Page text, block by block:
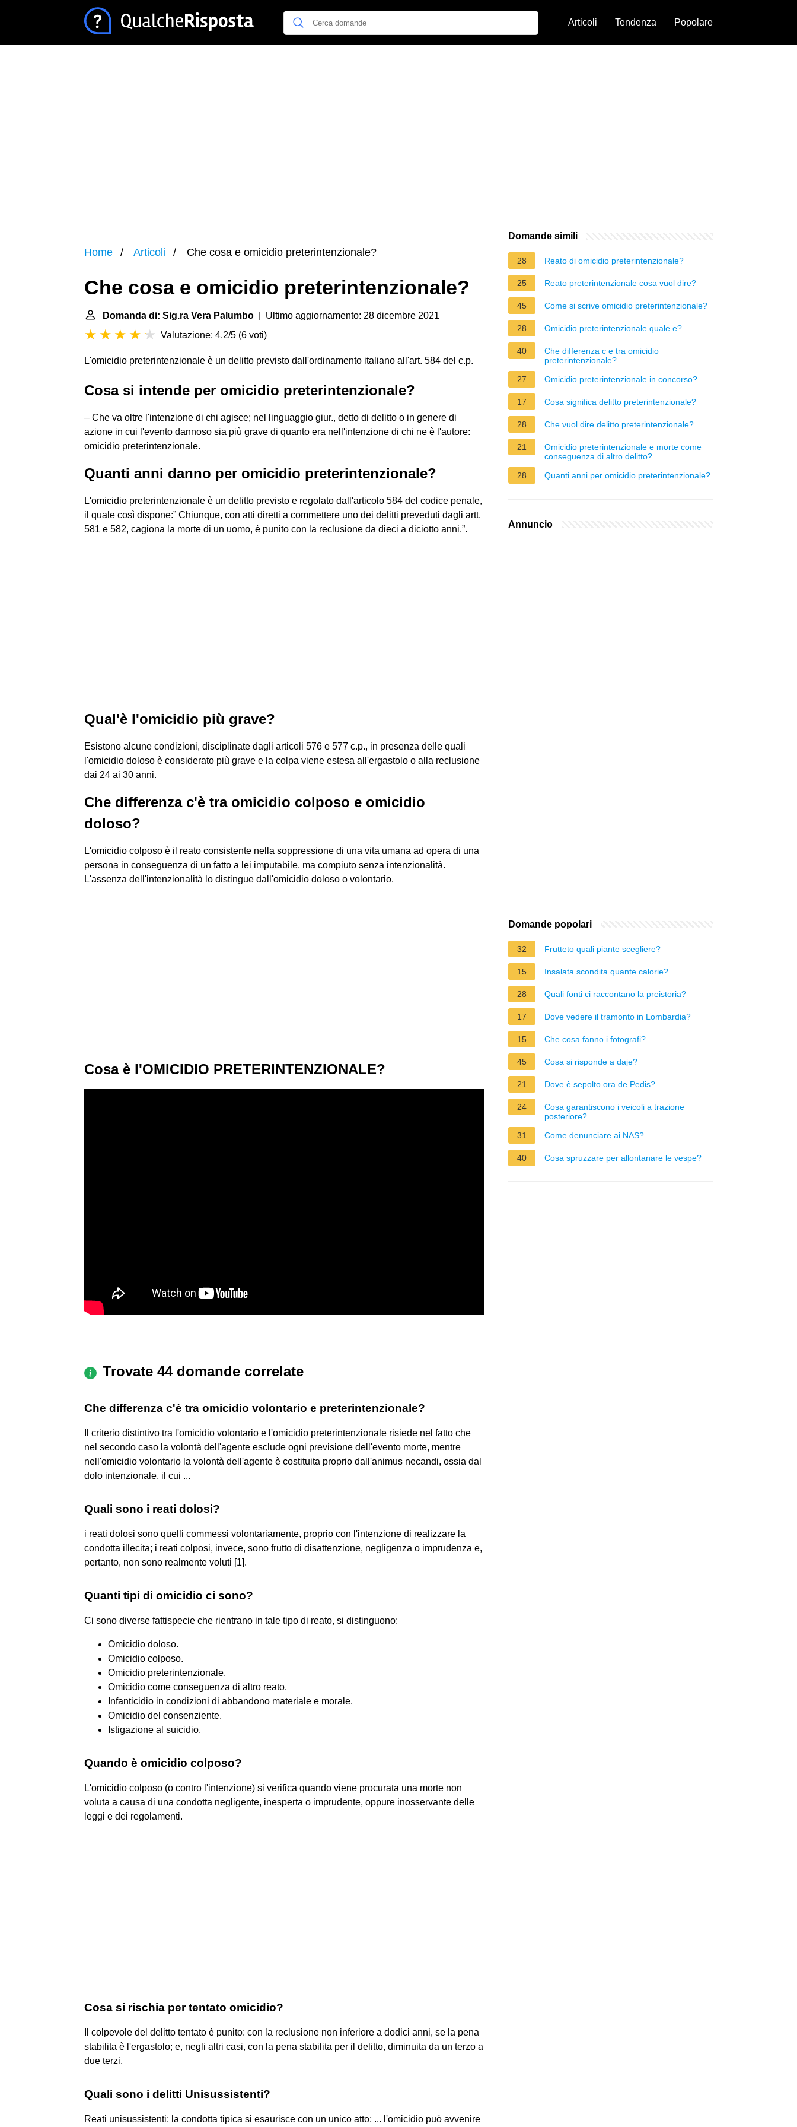
Articoli Tendenza Popolare
Home Articoli Che cosa e omicidio preterintenzionale?
Che cosa e omicidio preterintenzionale?
Domanda di: Sig.ra Vera Palumbo | Ultimo aggiornamento: 28 dicembre 2021
Valutazione: 4.2/5 (6 voti)
L'omicidio preterintenzionale è un delitto previsto dall'ordinamento italiano all'art. 584 del c.p.
Cosa si intende per omicidio preterintenzionale?
– Che va oltre l'intenzione di chi agisce; nel linguaggio giur., detto di delitto o in genere di
azione in cui l'evento dannoso sia più grave di quanto era nell'intenzione di chi ne è l'autore:
omicidio preterintenzionale.
Quanti anni danno per omicidio preterintenzionale?
L'omicidio preterintenzionale è un delitto previsto e regolato dall'articolo 584 del codice penale,
il quale così dispone:” Chiunque, con atti diretti a commettere uno dei delitti preveduti dagli artt.
581 e 582, cagiona la morte di un uomo, è punito con la reclusione da dieci a diciotto anni.”.
Qual'è l'omicidio più grave?
Esistono alcune condizioni, disciplinate dagli articoli 576 e 577 c.p., in presenza delle quali
l'omicidio doloso è considerato più grave e la colpa viene estesa all'ergastolo o alla reclusione
dai 24 ai 30 anni.
Che differenza c'è tra omicidio colposo e omicidio
doloso?
L'omicidio colposo è il reato consistente nella soppressione di una vita umana ad opera di una
persona in conseguenza di un fatto a lei imputabile, ma compiuto senza intenzionalità.
L'assenza dell'intenzionalità lo distingue dall'omicidio doloso o volontario.
Cosa è l'OMICIDIO PRETERINTENZIONALE?
Trovate 44 domande correlate
Che differenza c'è tra omicidio volontario e preterintenzionale?
Il criterio distintivo tra l'omicidio volontario e l'omicidio preterintenzionale risiede nel fatto che
nel secondo caso la volontà dell'agente esclude ogni previsione dell'evento morte, mentre
nell'omicidio volontario la volontà dell'agente è costituita proprio dall'animus necandi, ossia dal
dolo intenzionale, il cui ...
Quali sono i reati dolosi?
i reati dolosi sono quelli commessi volontariamente, proprio con l'intenzione di realizzare la
condotta illecita; i reati colposi, invece, sono frutto di disattenzione, negligenza o imprudenza e,
pertanto, non sono realmente voluti [1].
Quanti tipi di omicidio ci sono?
Ci sono diverse fattispecie che rientrano in tale tipo di reato, si distinguono:
Omicidio doloso.
Omicidio colposo.
Omicidio preterintenzionale.
Omicidio come conseguenza di altro reato.
Infanticidio in condizioni di abbandono materiale e morale.
Omicidio del consenziente.
Istigazione al suicidio.
Quando è omicidio colposo?
L'omicidio colposo (o contro l'intenzione) si verifica quando viene procurata una morte non
voluta a causa di una condotta negligente, inesperta o imprudente, oppure inosservante delle
leggi e dei regolamenti.
Cosa si rischia per tentato omicidio?
Il colpevole del delitto tentato è punito: con la reclusione non inferiore a dodici anni, se la pena
stabilita è l'ergastolo; e, negli altri casi, con la pena stabilita per il delitto, diminuita da un terzo a
due terzi.
Quali sono i delitti Unisussistenti?
Reati unisussistenti: la condotta tipica si esaurisce con un unico atto; ... l'omicidio può avvenire
Domande simili
28 Reato di omicidio preterintenzionale?
25 Reato preterintenzionale cosa vuol dire?
45 Come si scrive omicidio preterintenzionale?
28 Omicidio preterintenzionale quale e?
40
Che differenza c e tra omicidio
preterintenzionale?
27
Omicidio preterintenzionale in concorso?
17 Cosa significa delitto preterintenzionale?
28 Che vuol dire delitto preterintenzionale?
21
Omicidio preterintenzionale e morte come
conseguenza di altro delitto?
28
Quanti anni per omicidio preterintenzionale?
Annuncio
Domande popolari
32 Frutteto quali piante scegliere?
15 Insalata scondita quante calorie?
28 Quali fonti ci raccontano la preistoria?
17 Dove vedere il tramonto in Lombardia?
15 Che cosa fanno i fotografi?
45 Cosa si risponde a daje?
21 Dove è sepolto ora de Pedis?
24
Cosa garantiscono i veicoli a trazione
posteriore?
31
Come denunciare ai NAS?
40 Cosa spruzzare per allontanare le vespe?